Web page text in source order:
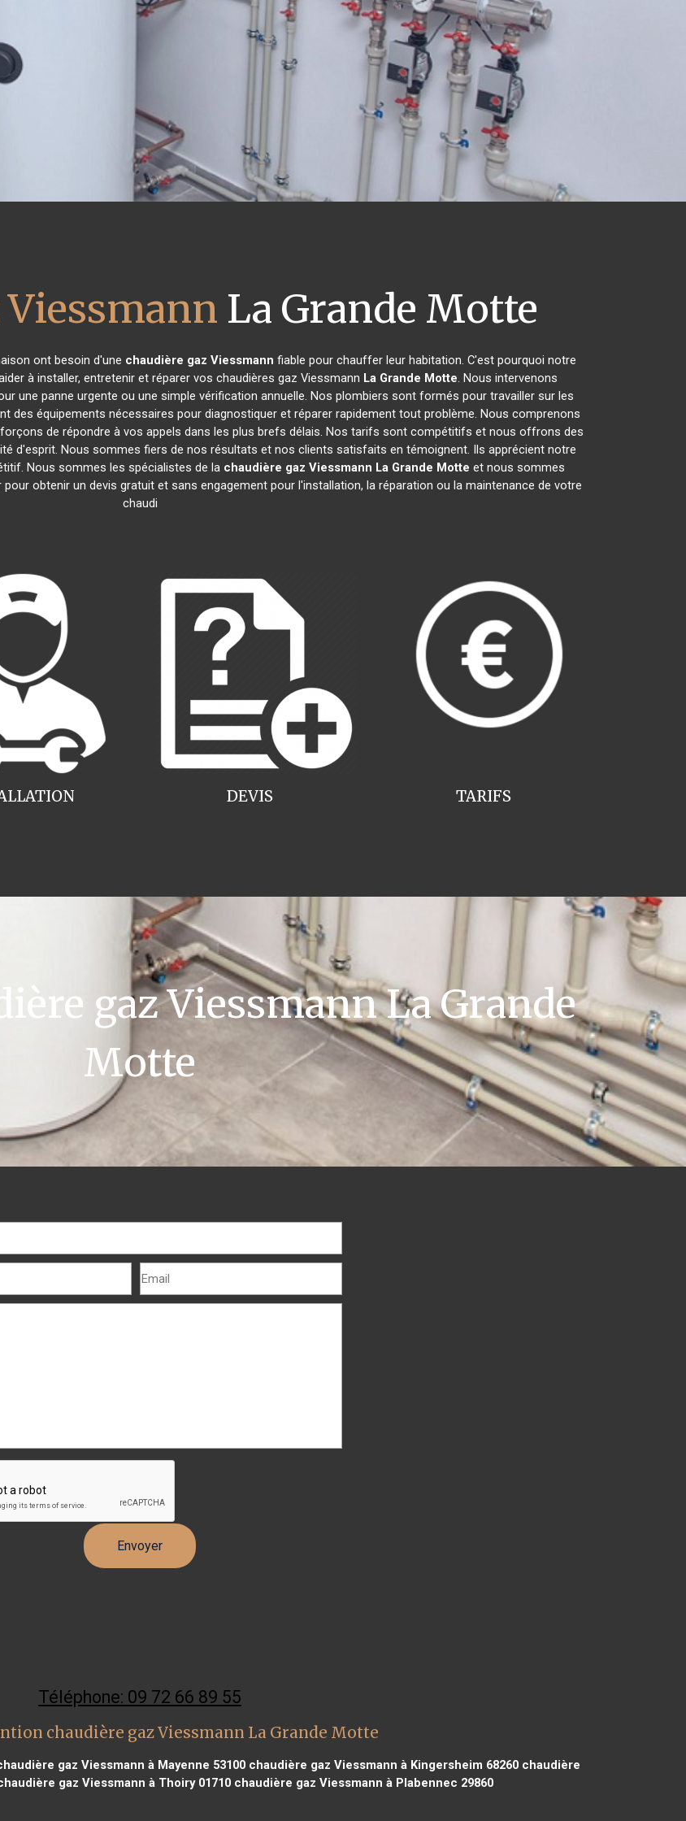
La Grande Motte
ont besoin d'une chaudière gaz Viessmann fiable pour chauffer leur habitation. C'est pourquoi notre
à installer, entretenir et réparer vos chaudières gaz Viessmann La Grande Motte. Nous intervenons
une panne urgente ou une simple vérification annuelle. Nos plombiers sont formés pour travailler sur les
des équipements nécessaires pour diagnostiquer et réparer rapidement tout problème. Nous comprenons
de répondre à vos appels dans les plus brefs délais. Nos tarifs sont compétitifs et nous offrons des
d'esprit. Nous sommes fiers de nos résultats et nos clients satisfaits en témoignent. Ils apprécient notre
Nous sommes les spécialistes de la chaudière gaz Viessmann La Grande Motte et nous sommes
obtenir un devis gratuit et sans engagement pour l'installation, la réparation ou la maintenance de votre
chaudi
TARIFS
DEVIS
gaz Viessmann La Grande
Motte
Téléphone: 09 72 66 89 55
chaudière gaz Viessmann La Grande Motte
gaz Viessmann à Mayenne 53100 chaudière gaz Viessmann à Kingersheim 68260 chaudière
gaz Viessmann à Thoiry 01710chaudière gaz Viessmann à Plabennec 29860